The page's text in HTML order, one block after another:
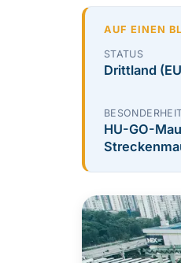
AUF EINEN
STATUS
Drittland
HU-GO-